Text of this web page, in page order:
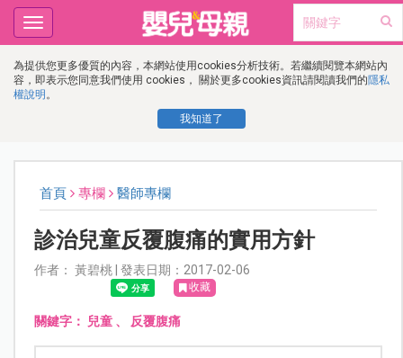
為提供您更多優質的內容，本網站使用cookies分析技術。若繼續閱覽本網站內
容，即表示您同意我們使用 cookies， 關於更多cookies資訊請閱讀我們的隱私
權說明 。
我知道了
Toggle
navigation
首頁 專欄 醫師專欄
診治兒童反覆腹痛的實用方針
作者： 黃碧桃 | 發表日期：2017-02-06
收藏
關鍵字： 兒童、 反覆腹痛